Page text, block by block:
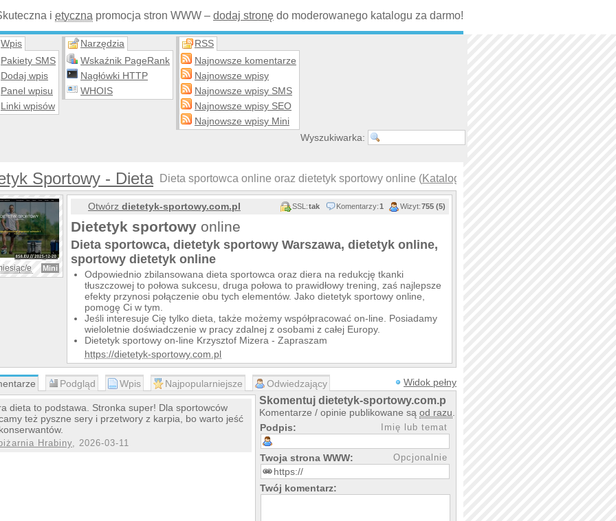
i etyczna promocja stron WWW – dodaj stronę do moderowanego katalogu za darmo!
Wpis
Pakiety SMS
Dodaj wpis
Panel wpisu
Linki wpisów
Narzędzia
Wskaźnik PageRank
Nagłówki HTTP
WHOIS
RSS
Najnowsze komentarze
Najnowsze wpisy
Najnowsze wpisy SMS
Najnowsze wpisy SEO
Najnowsze wpisy Mini
Wyszukiwarka:
Sportowy - Dieta Dieta sportowca online oraz dietetyk sportowy online (Katalog zdrowy styl życia
e Mini
Otwórz dietetyk-sportowy.com.pl SSL:tak Komentarzy:1 Wizyt:755 (5)
Dietetyk sportowy online
Dieta sportowca, dietetyk sportowy Warszawa, dietetyk online,
sportowy dietetyk online
Odpowiednio zbilansowana dieta sportowca oraz diera na redukcję tkanki
tłuszczowej to połowa sukcesu, druga połowa to prawidłowy trening, zaś najlepsze
efekty przynosi połączenie obu tych elementów. Jako dietetyk sportowy online,
pomogę Ci w tym.
Jeśli interesuje Cię tylko dieta, także możemy współpracować on-line. Posiadamy
wieloletnie doświadczenie w pracy zdalnej z osobami z całej Europy.
Dietetyk sportowy on-line Krzysztof Mizera - Zapraszam
https://dietetyk-sportowy.com.pl
Podgląd Wpis Najpopularniejsze Odwiedzający Widok pełny
dieta to podstawa. Stronka super! Dla sportowców
też pyszne sery i przetwory z karpia, bo warto jeść
Hrabiny, 2026-03-11
Skomentuj dietetyk-sportowy.com.pl
Komentarze / opinie publikowane są od razu
Podpis:
Imię lub temat
Twoja strona WWW: Opcjonalnie
Twój komentarz: